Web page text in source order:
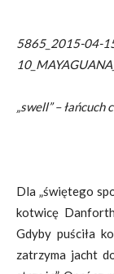
5865_2015-04-
„swell” – łańcuch
Dla „świętego
kotwicę
Gdyby puściła
zatrzyma jacht